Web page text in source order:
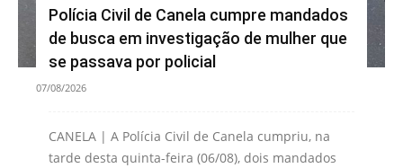
Polícia Civil de Canela cumpre mandados
de busca em investigação de mulher que
se passava por policial
07/08/2026
CANELA | A Polícia Civil de Canela cumpriu, na
tarde desta quinta-feira (06/08), dois mandados